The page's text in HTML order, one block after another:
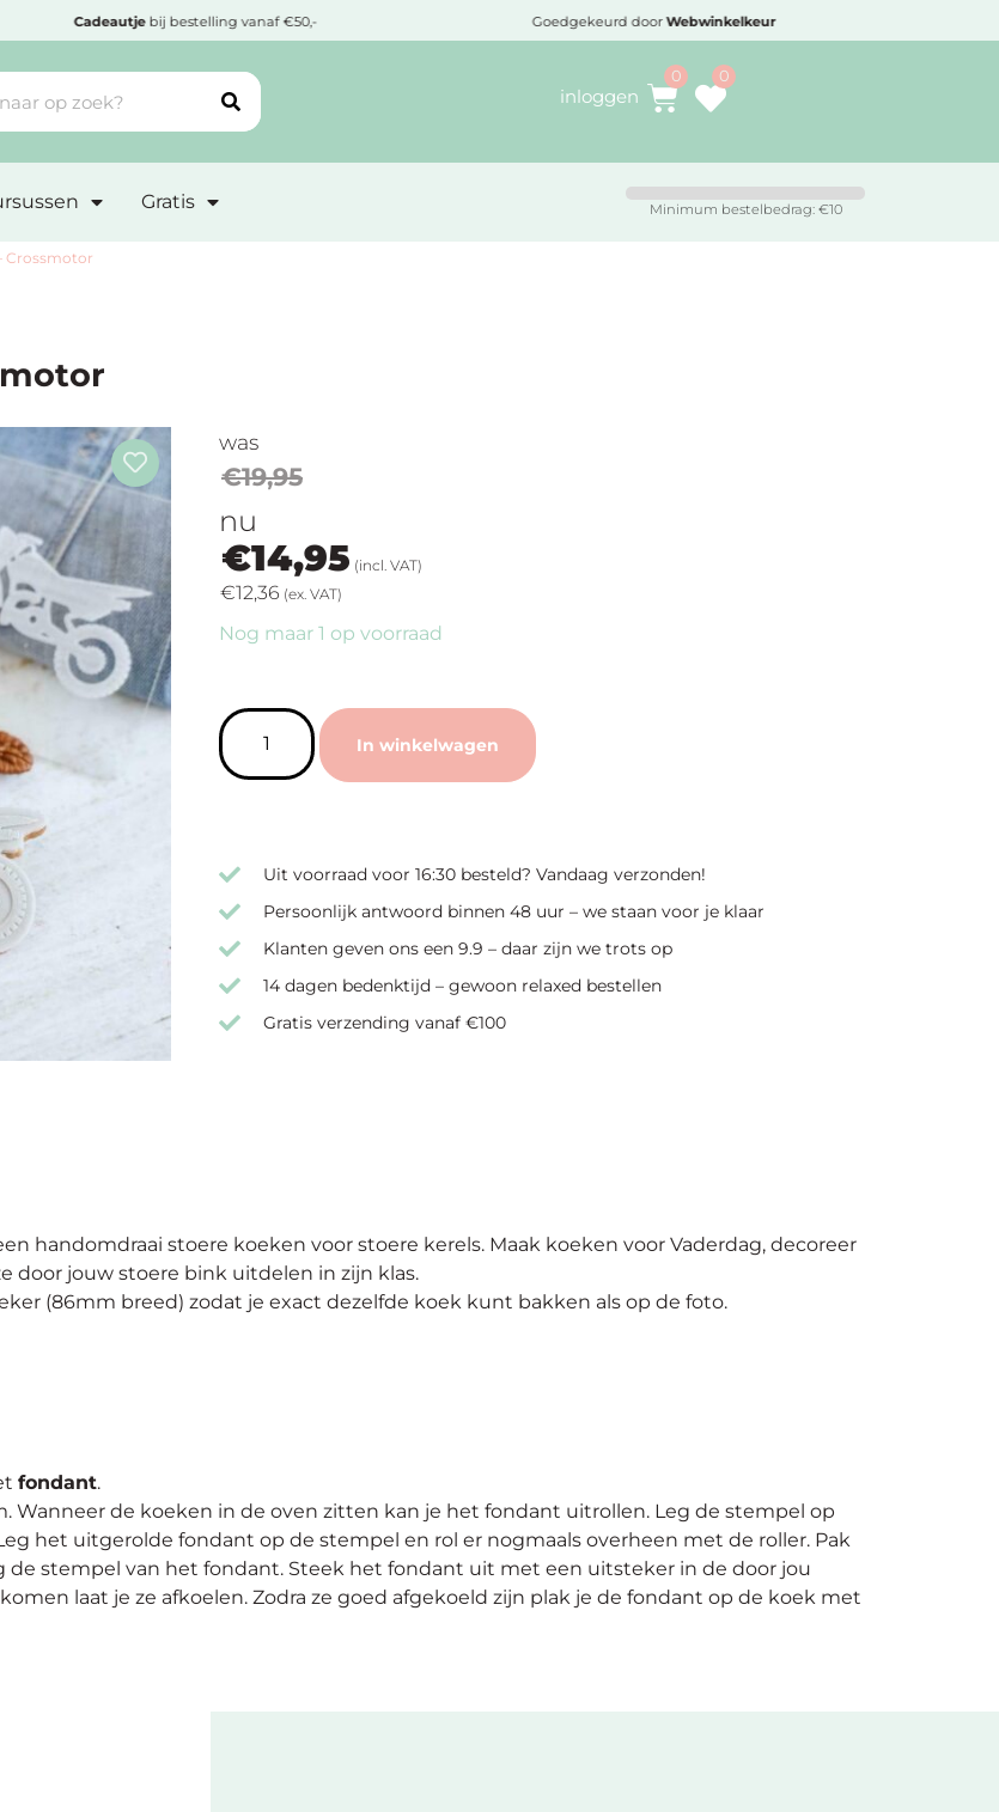
Cadeautjebij bestelling vanaf €50,- Goedgekeurd doorWebwinkelkeur
inloggen
Gratis Minimum bestelbedrag: €10
Crossmotor
was
€19,95
nu
€14,95 (incl. VAT)
€12,36 (ex. VAT)
Nog maar 1 op voorraad
In winkelwagen
Uit voorraad voor 16:30 besteld? Vandaag verzonden!
Persoonlijk antwoord binnen 48 uur – we staan voor je klaar
Klanten geven ons een 9.9 – daar zijn we trots op
14 dagen bedenktijd – gewoon relaxed bestellen
Gratis verzending vanaf €100
handomdraai stoere koeken voor stoere kerels. Maak koeken voor Vaderdag, decoreer
door jouw stoere bink uitdelen in zijn klas.
(86mm breed) zodat je exact dezelfde koek kunt bakken als op de foto.
fondant.
Wanneer de koeken in de oven zitten kan je het fondant uitrollen. Leg de stempel op
het uitgerolde fondant op de stempel en rol er nogmaals overheen met de roller. Pak
stempel van het fondant. Steek het fondant uit met een uitsteker in de door jou
laat je ze afkoelen. Zodra ze goed afgekoeld zijn plak je de fondant op de koek met